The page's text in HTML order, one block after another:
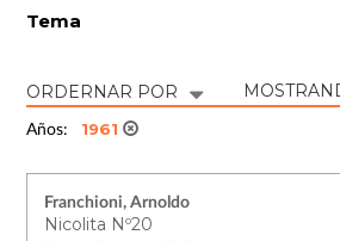
Tema
ORDERNAR POR
Años: 1961
Franchioni, Arnoldo
Nicolita Nº20